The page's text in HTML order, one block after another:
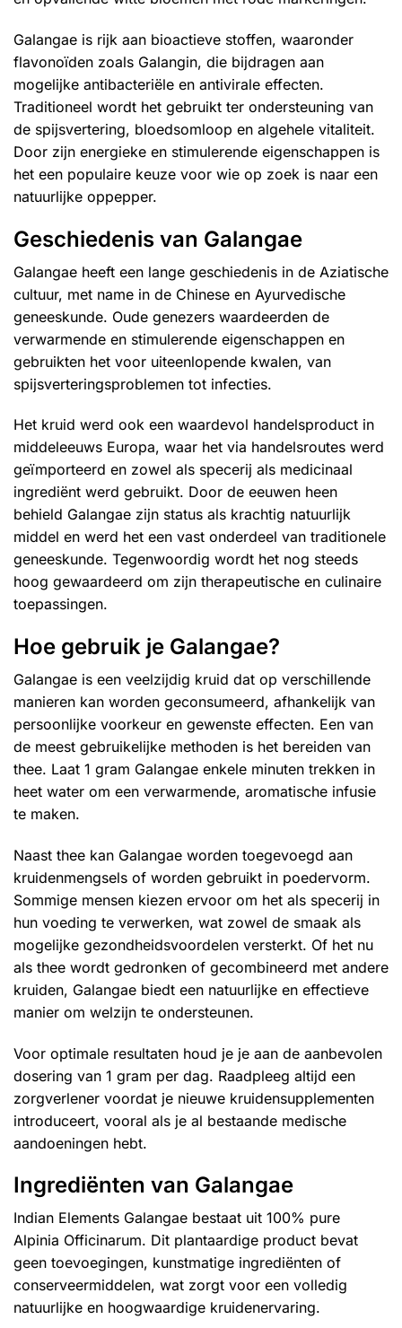
Galangae is rijk aan bioactieve stoffen, waaronder
flavonoïden zoals Galangin, die bijdragen aan
mogelijke antibacteriële en antivirale effecten.
Traditioneel wordt het gebruikt ter ondersteuning van
de spijsvertering, bloedsomloop en algehele vitaliteit.
Door zijn energieke en stimulerende eigenschappen is
het een populaire keuze voor wie op zoek is naar een
natuurlijke oppepper.
Geschiedenis van Galangae
Galangae heeft een lange geschiedenis in de Aziatische
cultuur, met name in de Chinese en Ayurvedische
geneeskunde. Oude genezers waardeerden de
verwarmende en stimulerende eigenschappen en
gebruikten het voor uiteenlopende kwalen, van
spijsverteringsproblemen tot infecties.
Het kruid werd ook een waardevol handelsproduct in
middeleeuws Europa, waar het via handelsroutes werd
geïmporteerd en zowel als specerij als medicinaal
ingrediënt werd gebruikt. Door de eeuwen heen
behield Galangae zijn status als krachtig natuurlijk
middel en werd het een vast onderdeel van traditionele
geneeskunde. Tegenwoordig wordt het nog steeds
hoog gewaardeerd om zijn therapeutische en culinaire
toepassingen.
Hoe gebruik je Galangae?
Galangae is een veelzijdig kruid dat op verschillende
manieren kan worden geconsumeerd, afhankelijk van
persoonlijke voorkeur en gewenste effecten. Een van
de meest gebruikelijke methoden is het bereiden van
thee. Laat 1 gram Galangae enkele minuten trekken in
heet water om een verwarmende, aromatische infusie
te maken.
Naast thee kan Galangae worden toegevoegd aan
kruidenmengsels of worden gebruikt in poedervorm.
Sommige mensen kiezen ervoor om het als specerij in
hun voeding te verwerken, wat zowel de smaak als
mogelijke gezondheidsvoordelen versterkt. Of het nu
als thee wordt gedronken of gecombineerd met andere
kruiden, Galangae biedt een natuurlijke en effectieve
manier om welzijn te ondersteunen.
Voor optimale resultaten houd je je aan de aanbevolen
dosering van 1 gram per dag. Raadpleeg altijd een
zorgverlener voordat je nieuwe kruidensupplementen
introduceert, vooral als je al bestaande medische
aandoeningen hebt.
Ingrediënten van Galangae
Indian Elements Galangae bestaat uit 100% pure
Alpinia Officinarum. Dit plantaardige product bevat
geen toevoegingen, kunstmatige ingrediënten of
conserveermiddelen, wat zorgt voor een volledig
natuurlijke en hoogwaardige kruidenervaring.